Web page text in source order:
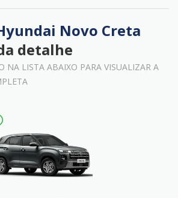
Novo Creta
detalhe
NA LISTA ABAIXO PARA VISUALIZAR A